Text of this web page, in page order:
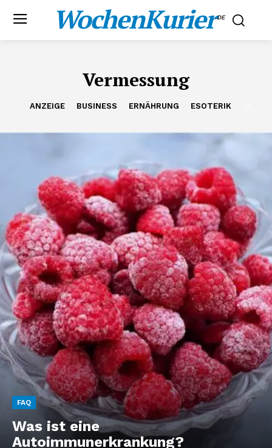
WochenKurier.DE
Vermessung
ANZEIGE BUSINESS ERNÄHRUNG ESOTERIK
FAQ
Was ist eine
Autoimmunerkrankung?